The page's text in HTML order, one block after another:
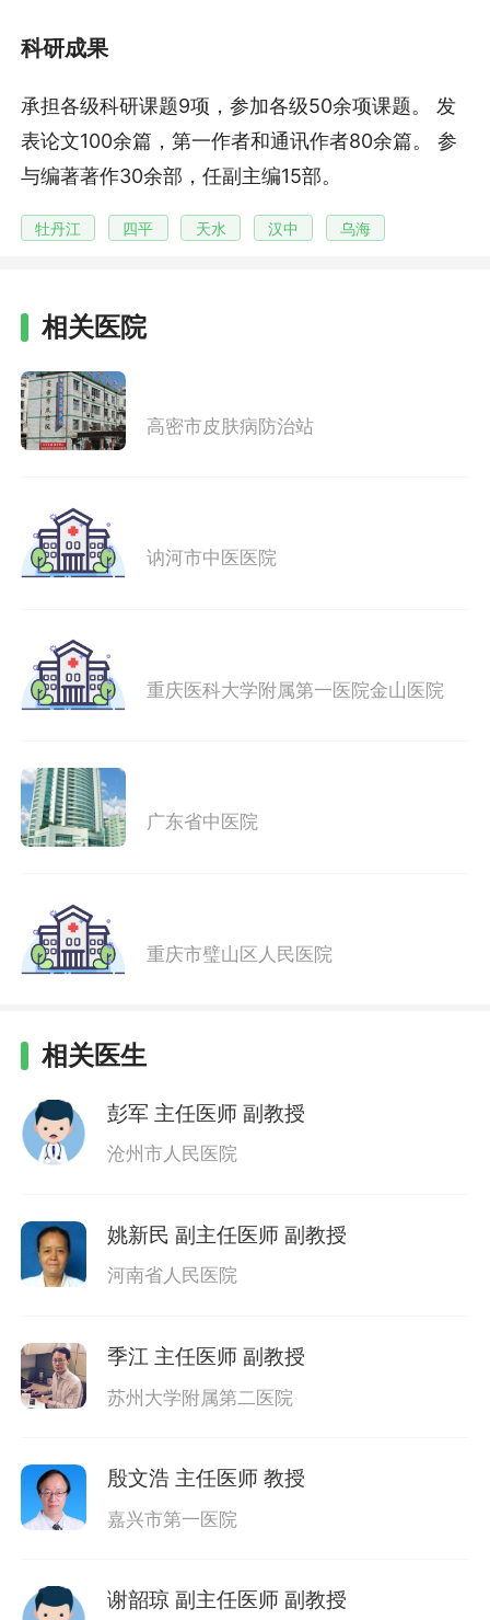
科研成果
承担各级科研课题9项，参加各级50余项课题。 发
表论文100余篇，第一作者和通讯作者80余篇。 参
与编著著作30余部，任副主编15部。
牡丹江 四平 天水 汉中 乌海
相关医院
高密市皮肤病防治站
讷河市中医医院
重庆医科大学附属第一医院金山医院
广东省中医院
重庆市璧山区人民医院
相关医生
彭军 主任医师 副教授
沧州市人民医院
姚新民 副主任医师 副教授
河南省人民医院
季江 主任医师 副教授
苏州大学附属第二医院
殷文浩 主任医师 教授
嘉兴市第一医院
谢韶琼 副主任医师 副教授